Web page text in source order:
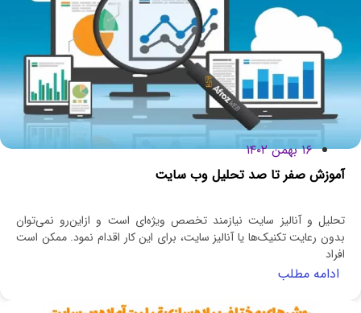
۱۶ بهمن ۱۴۰۲
آموزش صفر تا صد تحلیل وب سایت
تحلیل و آنالیز سایت نیازمند تخصص ویژه‌ای است و ازاین‌رو نمی‌توان
بدون رعایت تکنیک‌ها یا آنالیز سایت، برای این کار اقدام نمود. ممکن است
افراد
ادامه مطلب